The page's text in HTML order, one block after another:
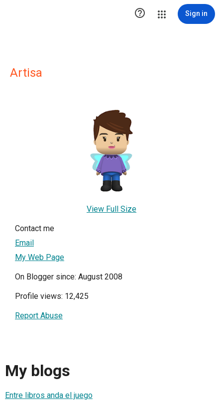
 Sign in
Artisa
View Full Size
Contact me
Email
My Web Page
On Blogger since: August 2008
Profile views: 12,425
Report Abuse
My blogs
Entre libros anda el juego